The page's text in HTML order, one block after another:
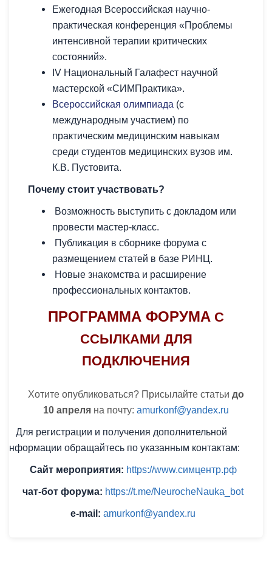
Ежегодная Всероссийская научно-
практическая конференция «Проблемы
интенсивной терапии критических
состояний».
IV Национальный Галафест научной
мастерской «СИМПрактика».
Всероссийская олимпиада (с
международным участием) по
практическим медицинским навыкам
среди студентов медицинских вузов им.
К.В. Пустовита.
Почему стоит участвовать?
Возможность выступить с докладом или
провести мастер-класс.
Публикация в сборнике форума с
размещением статей в базе РИНЦ.
Новые знакомства и расширение
профессиональных контактов.
ПРОГРАММА ФОРУМА С
ССЫЛКАМИ ДЛЯ
ПОДКЛЮЧЕНИЯ
Хотите опубликоваться? Присылайте статьи до
10 апреля на почту: amurkonf@yandex.ru
Для регистрации и получения дополнительной
информации обращайтесь по указанным контактам:
Сайт мероприятия: https://www.симцентр.рф
чат-бот форума: https://t.me/NeurocheNauka_bot
e-mail: amurkonf@yandex.ru